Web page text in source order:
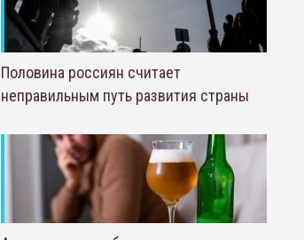
Половина россиян считает
неправильным путь развития страны